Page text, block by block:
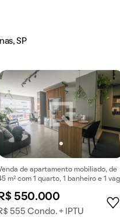
SP
de apartamento mobiliado, de
m² com 1 quarto, 1 banheiro e 1
R$ 550.000
555 Condo. + IPTU